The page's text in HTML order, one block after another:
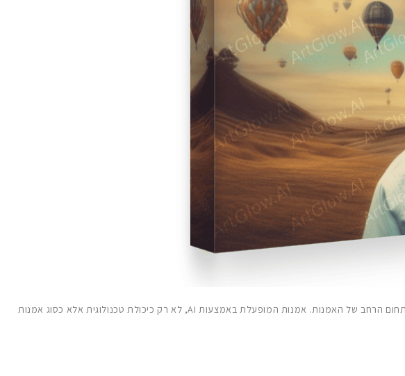
בעולם של טכנולוגיה מתקדמת ויצירתיות בלתי נגמרת, קרה פלא עצום – הבינה המלאכותית (AI) חטפה את המכחול, חקקה מקום בתחום הרחב של האמנות. אמנות המופעלת באמצעות AI, לא רק כיכולת טכנולוגית אלא כסוג אמנות